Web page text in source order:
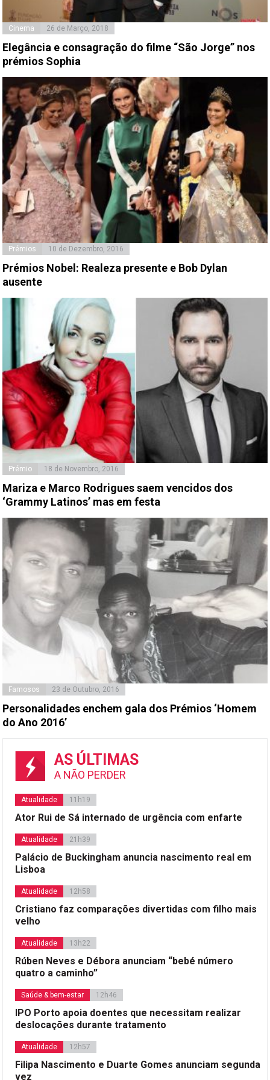
Cinema 26 de Março, 2018
Elegância e consagração do filme “São Jorge” nos
prémios Sophia
Prémios 10 de Dezembro, 2016
Prémios Nobel: Realeza presente e Bob Dylan
ausente
Prémio 18 de Novembro, 2016
Mariza e Marco Rodrigues saem vencidos dos
‘Grammy Latinos’ mas em festa
Famosos 23 de Outubro, 2016
Personalidades enchem gala dos Prémios ‘Homem
do Ano 2016’
AS ÚLTIMAS
A NÃO PERDER
Atualidade 11h19
Ator Rui de Sá internado de urgência com enfarte
Atualidade 21h39
Palácio de Buckingham anuncia nascimento real em
Lisboa
Atualidade 12h58
Cristiano faz comparações divertidas com filho mais
velho
Atualidade 13h22
Rúben Neves e Débora anunciam “bebé número
quatro a caminho”
Saúde & bem-estar 12h46
IPO Porto apoia doentes que necessitam realizar
deslocações durante tratamento
Atualidade 12h57
Filipa Nascimento e Duarte Gomes anunciam segunda
vez